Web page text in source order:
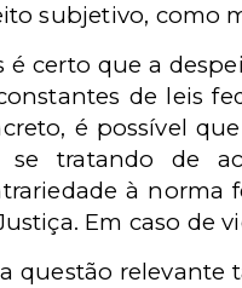
subjetivo, como
é certo que a
de leis
é possível
se tratando de
à norma
Em caso de
questão relevante